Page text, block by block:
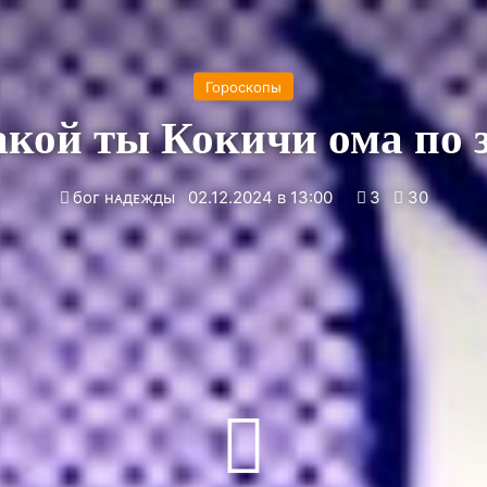
Гороскопы
ты Кокичи ома по
боᴦ нᴀдᴇжды 02.12.2024 в 13:00 3 30